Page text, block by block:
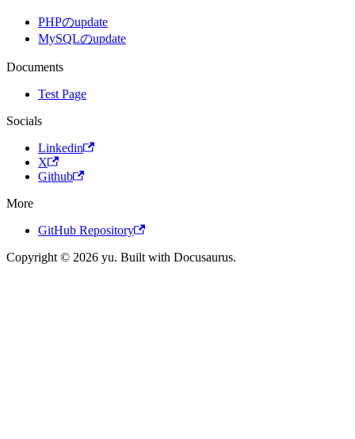
PHPのupdate
MySQLのupdate
Documents
Test Page
Socials
Linkedin
X
Github
More
GitHub Repository
Copyright © 2026 yu. Built with Docusaurus.